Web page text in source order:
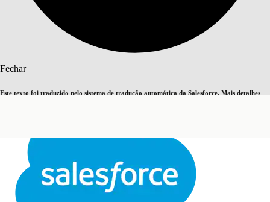
Fechar
Este texto foi traduzido pelo sistema de tradução automática da Salesforce. Mais detalhes
Fechar Fechar
Pesquisar